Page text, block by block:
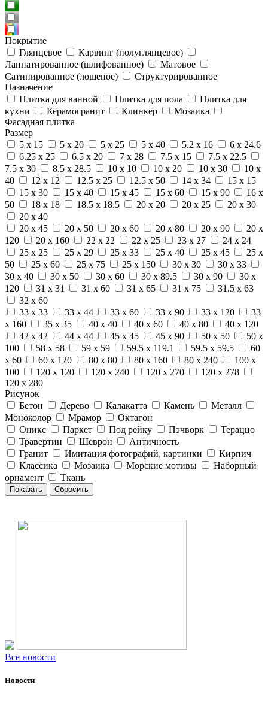
Покрытие
Глянцевое
Карвинг (полуглянцевое)
Лаппатированное (шлифованное)
Матовое
Сатинированное (лощеное)
Структурированное
Назначение
Плитка для ванной
Плитка для пола
Плитка для
кухни
Керамогранит Клинкер
Мозаика
Фасадная плитка
Размер
5 x 15
5 x 20 5 x 25 5 x 40 5.2 x 16
6 x 24.6
6.25 x 25
6.5 x 20 7 x 28 7.5 x 15
7.5 x 22.5
7.5 x 30
8.5 x 28.5 10 x 10 10 x 20 10 x 30
10 x
40
12 x 12 12.5 x 25 12.5 x 50 14 x 34
15 x 15
15 x 30
15 x 40 15 x 45 15 x 60 15 x 90
16 x
50
18 x 18 18.5 x 18.5 20 x 20 20 x 25
20 x 30
20 x 40
20 x 45
20 x 50 20 x 60 20 x 80 20 x 90
20 x
120
20 x 160 22 x 22 22 x 25 23 x 27
24 x 24
25 x 25
25 x 29 25 x 33 25 x 40 25 x 45
25 x
50
25 x 60 25 x 75 25 x 150 30 x 30
30 x 33
30 x 40
30 x 50 30 x 60 30 x 89.5 30 x 90
30 x
120
31 x 31 31 x 60 31 x 65 31 x 75
31.5 x 63
32 x 60
33 x 33
33 x 44 33 x 60 33 x 90 33 x 120
33
x 160
35 x 35 40 x 40 40 x 60 40 x 80
40 x 120
42 x 42
44 x 44 45 x 45 45 x 90 50 x 50
50 x
100
58 x 58 59 x 59 59.5 x 119.1 59.5 x 59.5
60
x 60
60 x 120 80 x 80 80 x 160 80 x 240
100 x
100
120 x 120 120 x 240 120 x 270
120 x 278
120 x 280
Рисунок
Бетон
Дерево Калакатта Камень
Металл
Моноколор
Мрамор
Октагон
Оникс
Паркет Под рейку Пэчворк
Тераццо
Травертин
Шеврон
Античность
Гранит
Имитация фотографий, картинки
Кирпич
Классика
Мозаика Морские мотивы
Наборный
орнамент
Ткань
Все новости
Новости